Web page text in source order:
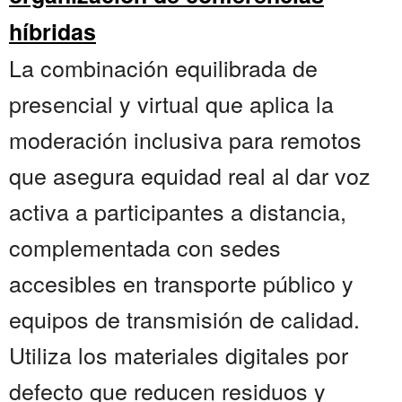
híbridas
La combinación equilibrada de
presencial y virtual que aplica la
moderación inclusiva para remotos
que asegura equidad real al dar voz
activa a participantes a distancia,
complementada con sedes
accesibles en transporte público y
equipos de transmisión de calidad.
Utiliza los materiales digitales por
defecto que reducen residuos y